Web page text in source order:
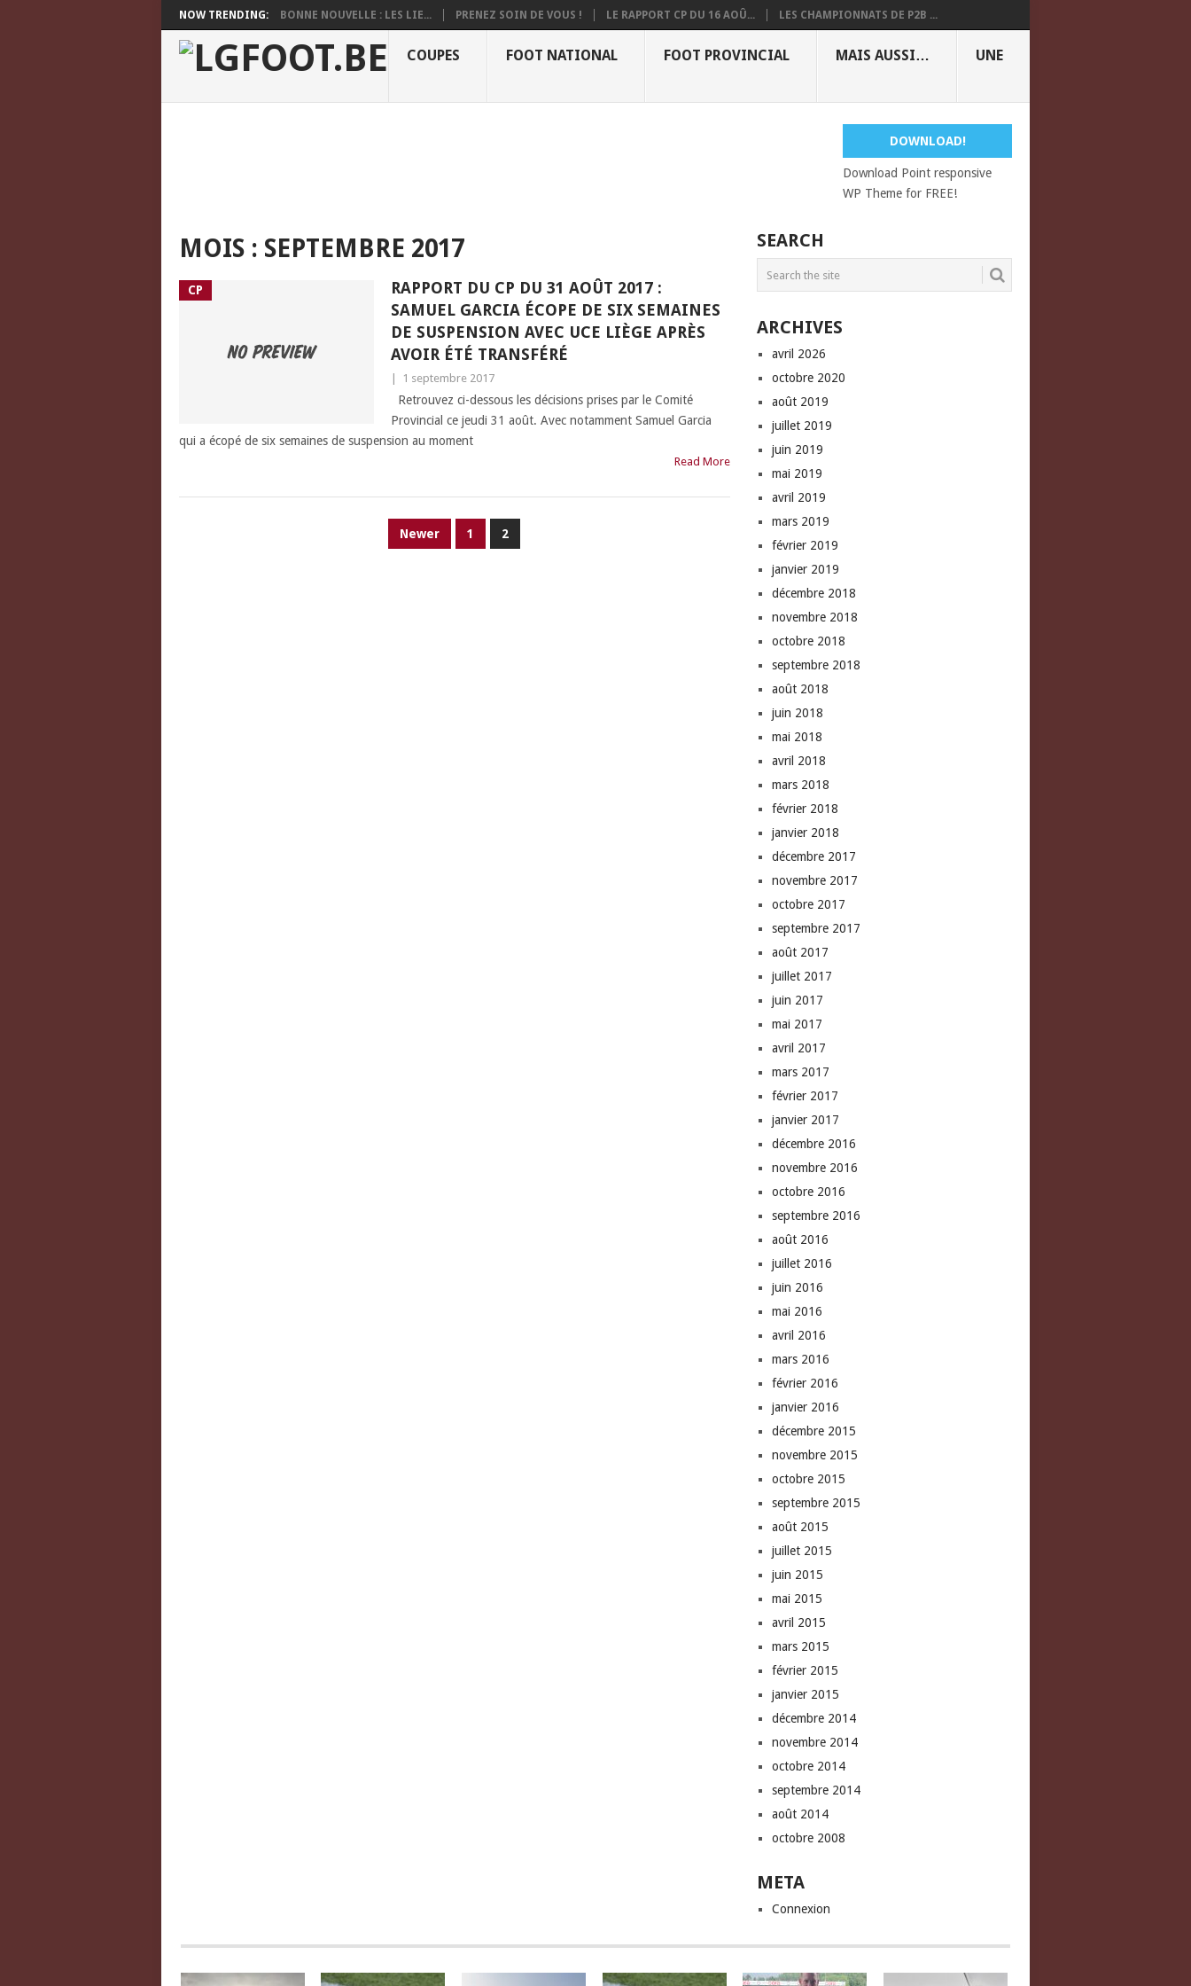
NOW TRENDING: BONNE NOUVELLE : LES LIE... PRENEZ SOIN DE VOUS ! LE RAPPORT CP DU 16 AOÛ... LES CHAMPIONNATS DE P2B ...
COUPES FOOT NATIONAL FOOT PROVINCIAL MAIS AUSSI… UNE
DOWNLOAD!
Download Point responsive
WP Theme for FREE!
MOIS : SEPTEMBRE 2017
CP
RAPPORT DU CP DU 31 AOÛT 2017 :
SAMUEL GARCIA ÉCOPE DE SIX SEMAINES
DE SUSPENSION AVEC UCE LIÈGE APRÈS
AVOIR ÉTÉ TRANSFÉRÉ
1 septembre 2017
Retrouvez ci-dessous les décisions prises par le Comité
Provincial ce jeudi 31 août. Avec notamment Samuel Garcia
qui a écopé de six semaines de suspension au moment
Read More
Newer 1 2
SEARCH
ARCHIVES
avril 2026
octobre 2020
août 2019
juillet 2019
juin 2019
mai 2019
avril 2019
mars 2019
février 2019
janvier 2019
décembre 2018
novembre 2018
octobre 2018
septembre 2018
août 2018
juin 2018
mai 2018
avril 2018
mars 2018
février 2018
janvier 2018
décembre 2017
novembre 2017
octobre 2017
septembre 2017
août 2017
juillet 2017
juin 2017
mai 2017
avril 2017
mars 2017
février 2017
janvier 2017
décembre 2016
novembre 2016
octobre 2016
septembre 2016
août 2016
juillet 2016
juin 2016
mai 2016
avril 2016
mars 2016
février 2016
janvier 2016
décembre 2015
novembre 2015
octobre 2015
septembre 2015
août 2015
juillet 2015
juin 2015
mai 2015
avril 2015
mars 2015
février 2015
janvier 2015
décembre 2014
novembre 2014
octobre 2014
septembre 2014
août 2014
octobre 2008
META
Connexion